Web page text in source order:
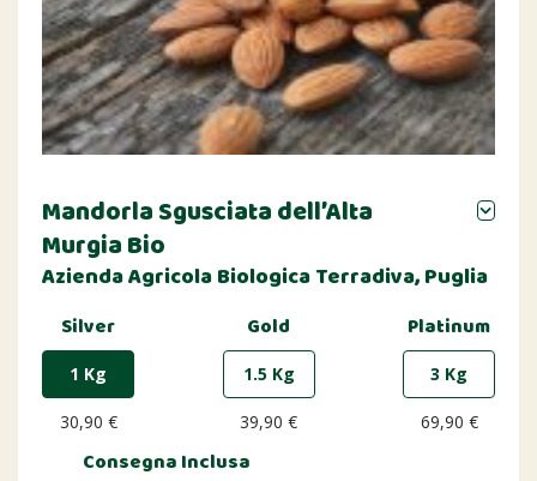
Mandorla Sgusciata dell’Alta
Murgia Bio
Azienda Agricola Biologica Terradiva, Puglia
Silver
1 Kg
30,90 €
Gold
1.5 Kg
39,90 €
Platinum
3 Kg
69,90 €
Consegna Inclusa